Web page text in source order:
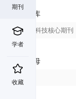
期刊
学者
收藏
数据库
中国科技核心期刊
首字母